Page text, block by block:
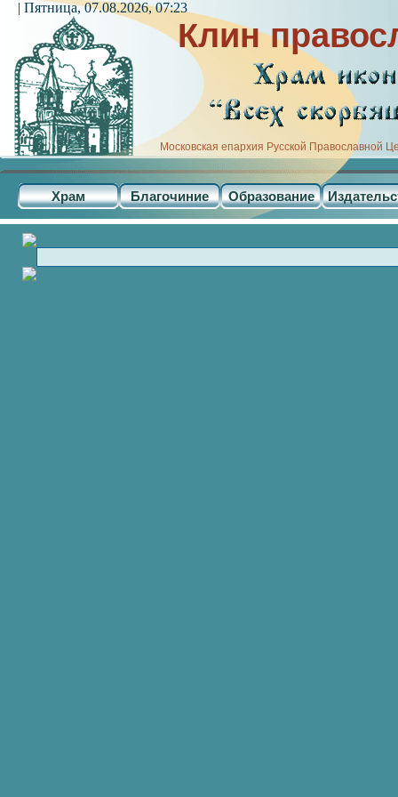
Клин
Московская епархия Русской Православной
Храм Благочиние Образование
| Пятница, 07.08.2026, 07:23